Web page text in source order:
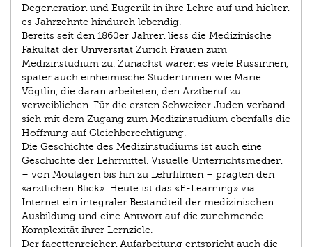
Degeneration und Eugenik in ihre Lehre auf und hielten
es Jahrzehnte hindurch lebendig.
Bereits seit den 1860er Jahren liess die Medizinische
Fakultät der Universität Zürich Frauen zum
Medizinstudium zu. Zunächst waren es viele Russinnen,
später auch einheimische Studentinnen wie Marie
Vögtlin, die daran arbeiteten, den Arztberuf zu
verweiblichen. Für die ersten Schweizer Juden verband
sich mit dem Zugang zum Medizinstudium ebenfalls die
Hoffnung auf Gleichberechtigung.
Die Geschichte des Medizinstudiums ist auch eine
Geschichte der Lehrmittel. Visuelle Unterrichtsmedien
– von Moulagen bis hin zu Lehrfilmen – prägten den
«ärztlichen Blick». Heute ist das «E-Learning» via
Internet ein integraler Bestandteil der medizinischen
Ausbildung und eine Antwort auf die zunehmende
Komplexität ihrer Lernziele.
Der facettenreichen Aufarbeitung entspricht auch die